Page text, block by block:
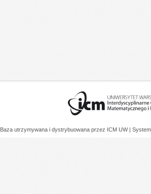
Baza utrzymywana i dystrybuowana przez ICM UW |